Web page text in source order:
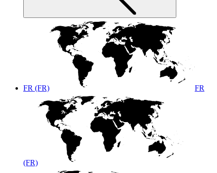
FR (FR) FR
(FR)